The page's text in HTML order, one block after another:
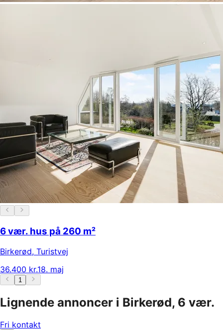
6 vær. hus på 260 m²
Birkerød, Turistvej
36.400 kr.18. maj
1
Lignende annoncer i Birkerød, 6 vær.
Fri kontakt